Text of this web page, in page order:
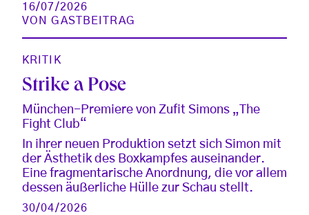
16/07/2026
VONGASTBEITRAG
KRITIK
Strike a Pose
München-Premiere von Zufit Simons „The
Fight Club“
In ihrer neuen Produktion setzt sich Simon mit
der Ästhetik des Boxkampfes auseinander.
Eine fragmentarische Anordnung, die vor allem
dessen äußerliche Hülle zur Schau stellt.
30/04/2026